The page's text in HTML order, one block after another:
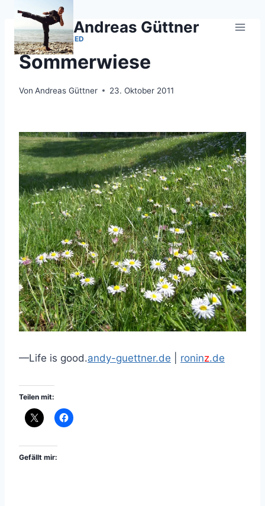
Zum
springen
Andreas Güttner
UNCATEGORIZED
Sommerwiese
Von Andreas Güttner 23. Oktober 2011
—Life is good.andy-guettner.de roninz.de
Teilen mit:
Gefällt mir: